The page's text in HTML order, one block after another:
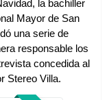
la bachiller
Mayor de San
una serie de
responsable los
concedida al
Stereo Villa.